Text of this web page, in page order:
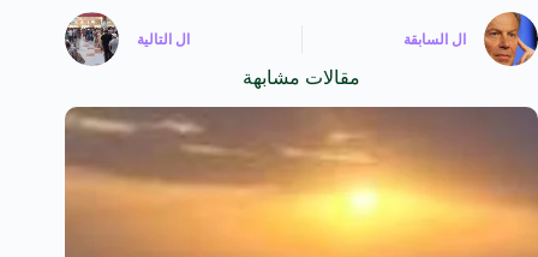
ال السابقة ال التالية
مقالات مشابهة